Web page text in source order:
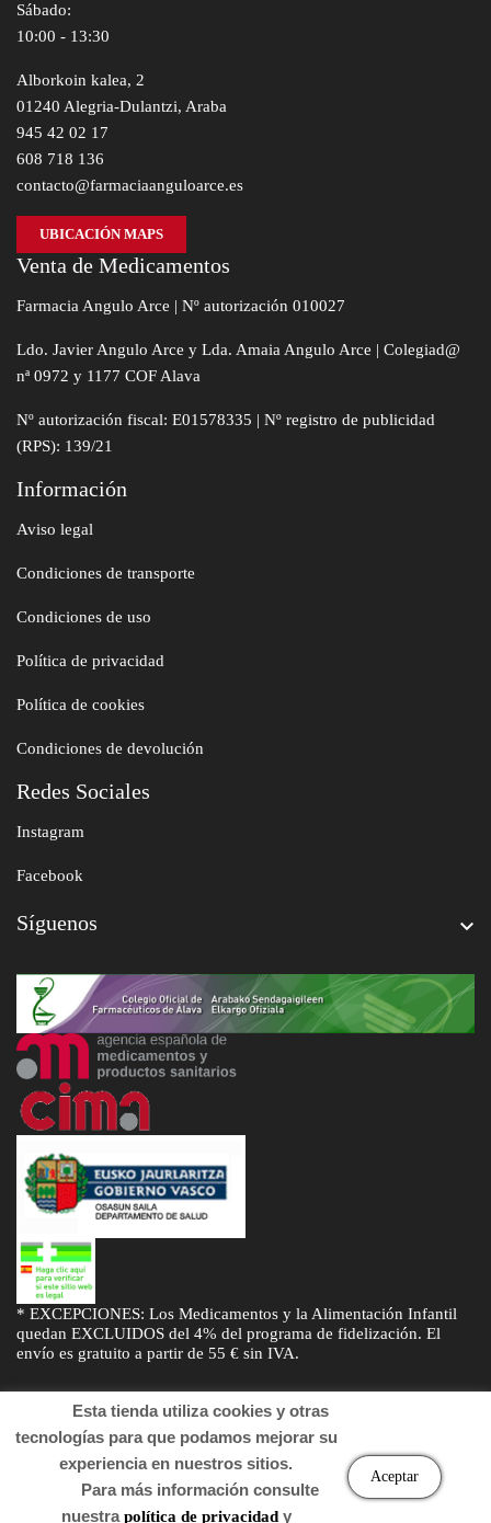
Sábado:
10:00 - 13:30
Alborkoin kalea, 2
01240 Alegria-Dulantzi, Araba
945 42 02 17
608 718 136
contacto@farmaciaanguloarce.es
UBICACIÓN MAPS
Venta de Medicamentos
Farmacia Angulo Arce | Nº autorización 010027
Ldo. Javier Angulo Arce y Lda. Amaia Angulo Arce | Colegiad@
nª 0972 y 1177 COF Alava
Nº autorización fiscal: E01578335 | Nº registro de publicidad
(RPS): 139/21
Información
Aviso legal
Condiciones de transporte
Condiciones de uso
Política de privacidad
Política de cookies
Condiciones de devolución
Redes Sociales
Instagram
Facebook
Síguenos 
* EXCEPCIONES: Los Medicamentos y la Alimentación Infantil
quedan EXCLUIDOS del 4% del programa de fidelización. El
envío es gratuito a partir de 55 € sin IVA.
Esta tienda utiliza cookies y otras
tecnologías para que podamos mejorar su
experiencia en nuestros sitios.
Para más información consulte
nuestrapolítica de privacidady
Aceptar
© Desarrollado porSogifaryDTD Soluciones
. Derechos de autor
2022 Farmacia.